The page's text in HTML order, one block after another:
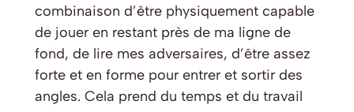
combinaison d’être physiquement capable
de jouer en restant près de ma ligne de
fond, de lire mes adversaires, d’être assez
forte et en forme pour entrer et sortir des
angles. Cela prend du temps et du travail